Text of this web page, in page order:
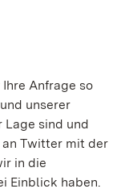
Anfrage so
unserer
Lage sind und
Twitter mit der
in die
Einblick haben.